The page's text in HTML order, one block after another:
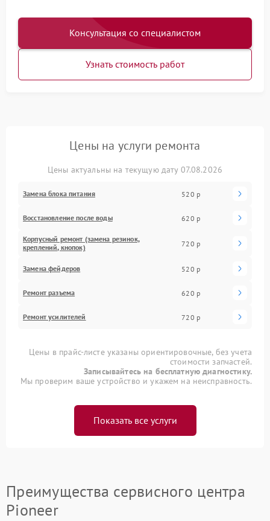
Консультация со специалистом
Узнать стоимость работ
Цены на услуги ремонта
Цены актуальны на текущую дату 07.08.2026
Замена блока питания 520 р
Восстановление после воды 620 р
Корпусный ремонт (замена резинок,
креплений, кнопок)
720 р
Замена фейдеров 520 р
Ремонт разъема 620 р
Ремонт усилителей 720 р
Цены в прайс-листе указаны ориентировочные, без учета
стоимости запчастей.
Записывайтесь на бесплатную диагностику.
Мы проверим ваше устройство и укажем на неисправность.
Показать все услуги
Преимущества сервисного центра
Pioneer